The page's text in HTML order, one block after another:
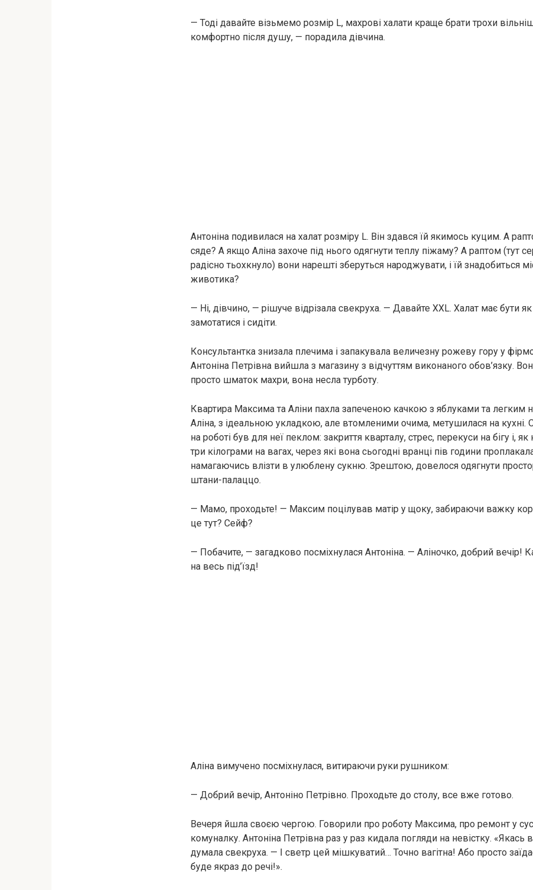
— Тоді давайте візьмемо розмір L, махрові халати краще брати трохи
комфортно після душу, — порадила дівчина.
Антоніна подивилася на халат розміру L. Він здався їй якимось куцим. А
сяде? А якщо Аліна захоче під нього одягнути теплу піжаму? А раптом (тут
радісно тьохкнуло) вони нарешті зберуться народжувати, і їй знадобиться
животика?
— Ні, дівчино, — рішуче відрізала свекруха. — Давайте XXL. Халат має бути
замотатися і сидіти.
Консультантка знизала плечима і запакувала величезну рожеву гору у
Антоніна Петрівна вийшла з магазину з відчуттям виконаного обов’язку.
просто шматок махри, вона несла турботу.
Квартира Максима та Аліни пахла запеченою качкою з яблуками та легким
Аліна, з ідеальною укладкою, але втомленими очима, метушилася на кухні.
на роботі був для неї пеклом: закриття кварталу, стрес, перекуси на бігу і,
три кілограми на вагах, через які вона сьогодні вранці пів години
намагаючись влізти в улюблену сукню. Зрештою, довелося одягнути
штани-палаццо.
— Мамо, проходьте! — Максим поцілував матір у щоку, забираючи важку
це тут? Сейф?
— Побачите, — загадково посміхнулася Антоніна. — Аліночко, добрий вечір!
на весь під’їзд!
Аліна вимучено посміхнулася, витираючи руки рушником:
— Добрий вечір, Антоніно Петрівно. Проходьте до столу, все вже готово.
Вечеря йшла своєю чергою. Говорили про роботу Максима, про ремонт у
комуналку. Антоніна Петрівна раз у раз кидала погляди на невістку. «Якась
думала свекруха. — І светр цей мішкуватий… Точно вагітна! Або просто
буде якраз до речі!».